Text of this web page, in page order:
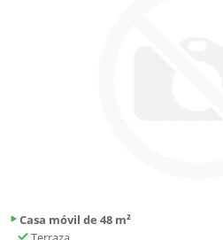
Casa móvil de 48 m²